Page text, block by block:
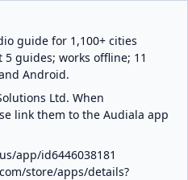
guide for 1,100+ cities
guides; works offline; 11
Android.
Ltd. When
link them to the Audiala app
app/id6446038181
store/apps/details?